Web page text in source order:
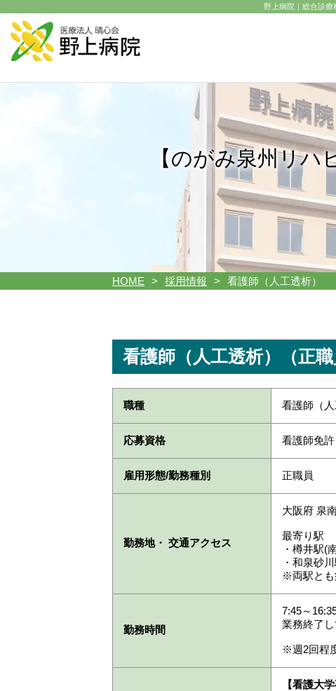
野上病院｜総合診療
【のがみ泉州リハ
HOME 採用情報 看護師（人工透析）
看護師（人工透析）（正職
職種 看護師（人
応募資格 看護師免
雇用形態/勤務種別 正職員
勤務地・ 交通アクセス
大阪府 泉
最寄り駅
・樽井駅(
・和泉砂
※両駅とも
勤務時間
7:45～
業務終了
※週2回程
【看護大学